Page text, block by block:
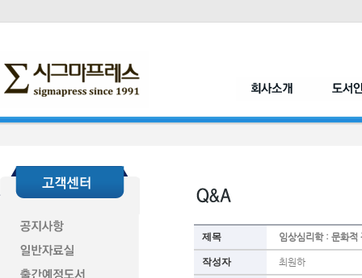
제목 임상심리학 : 문화적
작성자 최원하